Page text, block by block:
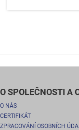
O SPOLEČNOSTI A
O NÁS
CERTIFIKÁT
ZPRACOVÁNÍ OSOBNÍCH